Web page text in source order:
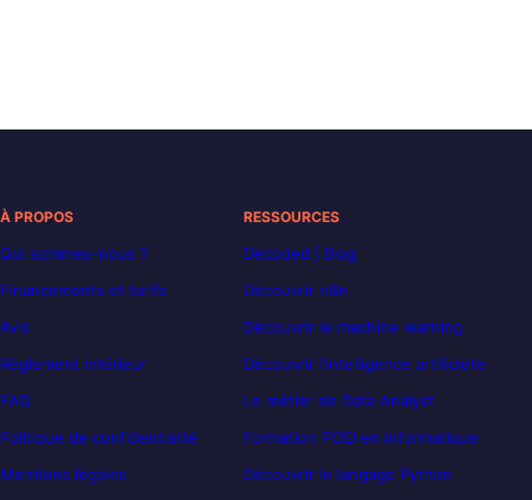
À PROPOS
Qui sommes-nous ?
Financements et tarifs
Avis
Règlement intérieur
FAQ
Politique de confidentialité
Mentions légales
RESSOURCES
Decoded | Blog
Découvrir n8n
Découvrir le machine learning
Découvrir l’intelligence artificielle
Le métier de Data Analyst
Formation POEI en informatique
Découvrir le langage Python